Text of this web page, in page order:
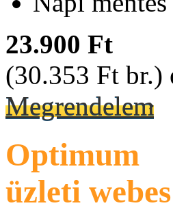
23.900 Ft
(30.353 Ft br.)
Megrendelem
Optimum
üzleti